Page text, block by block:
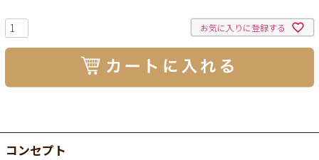
お気に入りに登録する
コンセプト